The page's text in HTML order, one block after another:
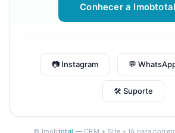
Conhecer a
📷 Instagram 💬
🛠 Suporte
© Imobtotal — CRM + Site + IA para